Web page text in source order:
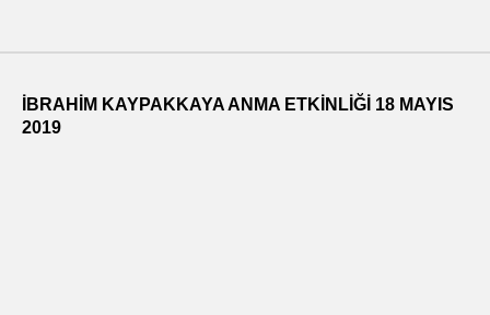
İBRAHİM KAYPAKKAYA ANMA ETKİNLİĞİ 18 MAYIS
2019